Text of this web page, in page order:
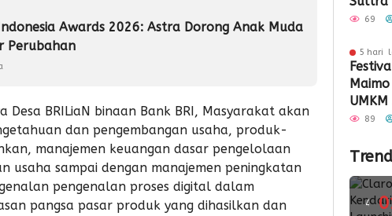
Awards 2026: Astra Dorong Anak Muda
Perubahan
Desa BRILiaN binaan Bank BRI, Masyarakat akan
dan pengembangan usaha, produk-
manajemen keuangan dasar pengelolaan
usaha sampai dengan manajemen peningkatan
pengenalan proses digital dalam
pangsa pasar produk yang dihasilkan dan
Sinergi
69
5 hari
89
4